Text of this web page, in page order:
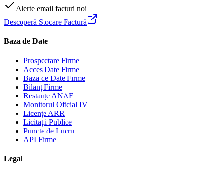
Alerte email facturi noi
Descoperă Stocare Factură
Baza de Date
Prospectare Firme
Acces Date Firme
Baza de Date Firme
Bilanț Firme
Restanțe ANAF
Monitorul Oficial IV
Licențe ARR
Licitații Publice
Puncte de Lucru
API Firme
Legal